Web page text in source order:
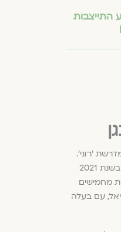
התייצבות
'רוני'.
מובילה השיח על שילוב נשים בצה"ל. בשנת 2021
מחמישים
עם בעלה